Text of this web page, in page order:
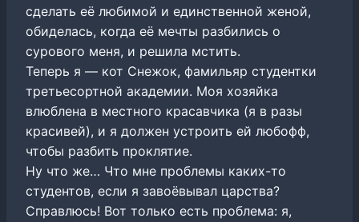
сделать её любимой и единственной женой,
обиделась, когда её мечты разбились о
сурового меня, и решила мстить.
Теперь я — кот Снежок, фамильяр студентки
третьесортной академии. Моя хозяйка
влюблена в местного красавчика (я в разы
красивей), и я должен устроить ей любофф,
чтобы разбить проклятие.
Ну что же… Что мне проблемы каких-то
студентов, если я завоёвывал царства?
Справлюсь! Вот только есть проблема: я,